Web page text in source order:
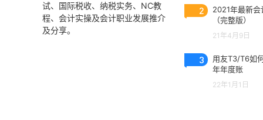
试、国际税收、纳税实务、NC教
程、会计实操及会计职业发展推介
及分享。
2
2021年最新会
（完整版）
21年4月9日
3
用友T3/T6如
年年度账
22年1月1日